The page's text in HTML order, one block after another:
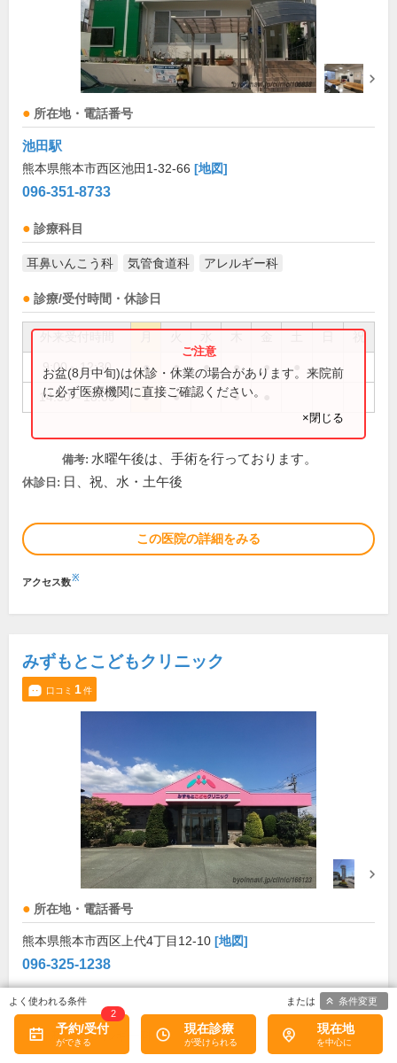
所在地・電話番号
池田駅
熊本県熊本市西区池田1-32-66 [地図]
096-351-8733
診療科目
耳鼻いんこう科 気管食道科 アレルギー科
診療/受付時間・休診日
祝
9:00～12:30 ● ● ● ● ●
14:30～18:00 ● ● ●
お盆(8月中旬)は休診・休業の場合があります。来院前
に必ず医療機関に直接ご確認ください。
×閉じる
備考: 水曜午後は、手術を行っております。
休診日: 日、祝、水・土午後
この医院の詳細をみる
アクセス数※
みずもとこどもクリニック
口コミ 1件
所在地・電話番号
熊本県熊本市西区上代4丁目12-10 [地図]
096-325-1238
診療科目
小児科 アレルギー科
予約/受付
2
現在診療 現在地
条件変更